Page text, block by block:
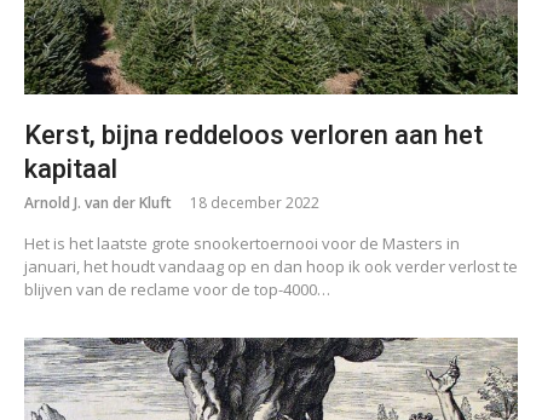
Kerst, bijna reddeloos verloren aan het
kapitaal
Arnold J. van der Kluft 18 december 2022
Het is het laatste grote snookertoernooi voor de Masters in
januari, het houdt vandaag op en dan hoop ik ook verder verlost te
blijven van de reclame voor de top-4000…